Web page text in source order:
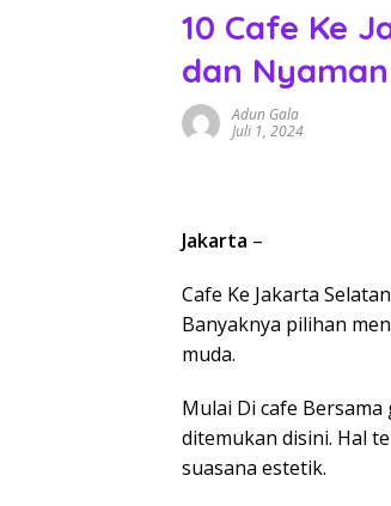
10 Cafe Ke
dan
Adun Gala
Juli 1, 2024
Jakarta –
Cafe Ke Jakarta
Banyaknya pilihan
muda.
Mulai Di cafe
ditemukan disini. Hal
suasana estetik.